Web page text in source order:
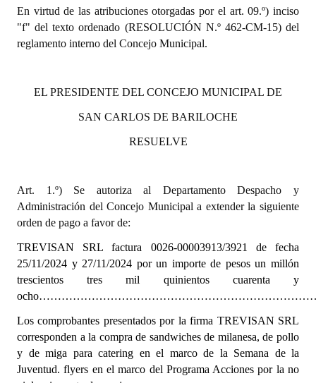
Actas de Sesión
Ejecución Presupuestaria
Actas de Audiencias Públicas
Declaraciones
Resoluciones
Resoluciones de Presidencia
INSTITUCIONAL
Antiguos Pobladores
Noticias Destacadas
En virtud de las atribuciones otorgadas por el art. 09.º) inciso
"f" del texto ordenado (RESOLUCIÓN N.º 462-CM-15) del
reglamento interno del Concejo Municipal.
EL PRESIDENTE DEL CONCEJO MUNICIPAL DE
SAN CARLOS DE BARILOCHE
RESUELVE
Art. 1.º) Se autoriza al Departamento Despacho y
Administración del Concejo Municipal a extender la siguiente
orden de pago a favor de:
TREVISAN SRL factura 0026-00003913/3921 de fecha
25/11/2024 y 27/11/2024 por un importe de pesos un millón
trescientos tres mil quinientos cuarenta y
Los comprobantes presentados por la firma TREVISAN SRL
corresponden a la compra de sandwiches de milanesa, de pollo
y de miga para catering en el marco de la Semana de la
Juventud. flyers en el marco del Programa Acciones por la no